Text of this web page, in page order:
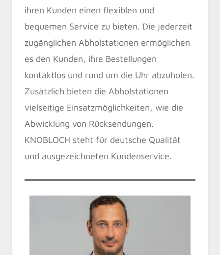
ihren Kunden einen flexiblen und
bequemen Service zu bieten. Die jederzeit
zugänglichen Abholstationen ermöglichen
es den Kunden, ihre Bestellungen
kontaktlos und rund um die Uhr abzuholen.
Zusätzlich bieten die Abholstationen
vielseitige Einsatzmöglichkeiten, wie die
Abwicklung von Rücksendungen.
KNOBLOCH steht für deutsche Qualität
und ausgezeichneten Kundenservice.